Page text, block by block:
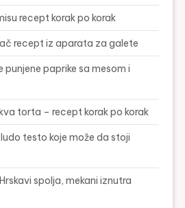
recept korak po korak
recept iz aparata za galete
punjene paprike sa mesom i
torta – recept korak po korak
testo koje može da stoji
spolja, mekani iznutra